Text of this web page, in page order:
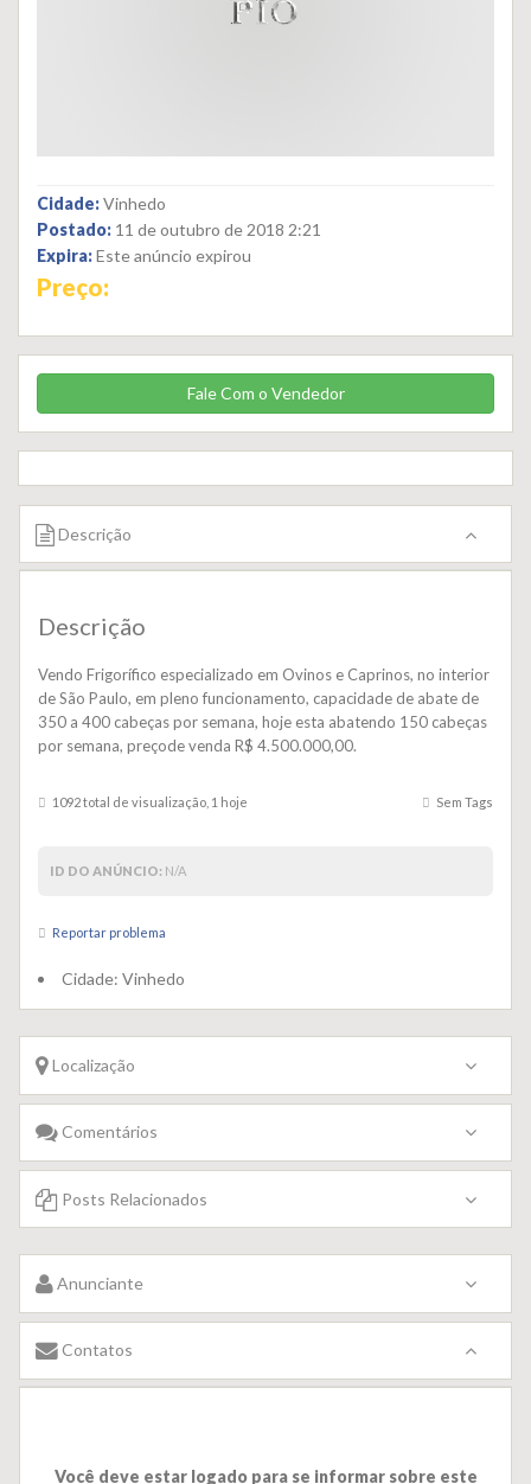
Cidade:Vinhedo
Postado: 11 de outubro de 2018 2:21
Expira:Este anúncio expirou
Preço:
Fale Com o Vendedor
Descrição
Descrição
Vendo Frigorífico especializado em Ovinos e Caprinos, no interior
de São Paulo, em pleno funcionamento, capacidade de abate de
350 a 400 cabeças por semana, hoje esta abatendo 150 cabeças
por semana, preçode venda R$ 4.500.000,00.
Sem Tags
1092 total de visualização, 1 hoje
ID DO ANÚNCIO: N/A
Reportar problema
Cidade: Vinhedo
Localização
Comentários
Posts Relacionados
Anunciante
Contatos
Você deve estar logado para se informar sobre este